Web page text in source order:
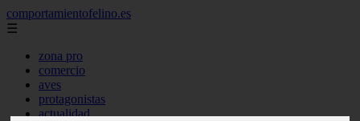
comportamientofelino.es
☰
zona pro
comercio
aves
protagonistas
actualidad